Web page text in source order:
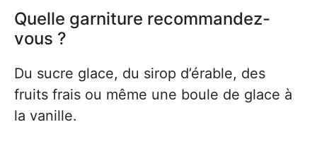
Quelle garniture recommandez-
vous ?
Du sucre glace, du sirop d’érable, des
fruits frais ou même une boule de glace à
la vanille.